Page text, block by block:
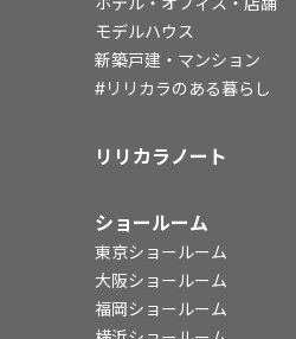
モデルハウス
新築戸建・マンション
#リリカラのある暮らし
リリカラノート
ショールーム
東京ショールーム
大阪ショールーム
福岡ショールーム